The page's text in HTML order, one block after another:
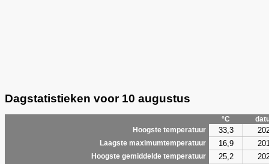
Dagstatistieken voor 10 augustus
°C
Hoogste temperatuur
33,3
Laagste maximumtemperatuur 16,9
Hoogste gemiddelde temperatuur 25,2